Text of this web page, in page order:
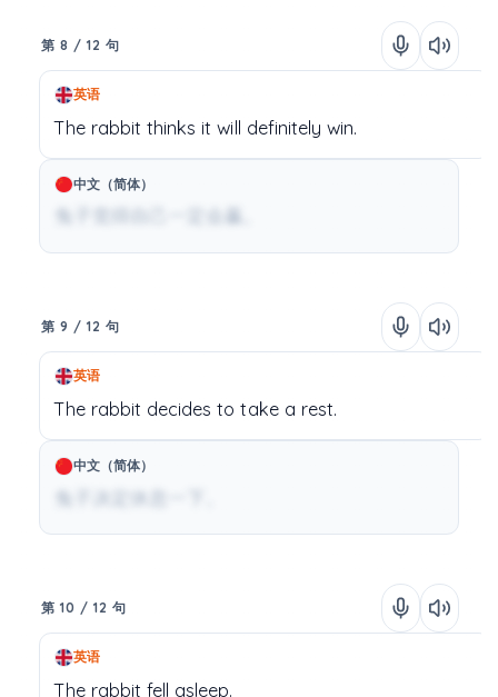
第 8 / 12 句
英语
The rabbitthinks it will definitely win.
中文（简体）
兔子觉得自己一定会赢。
第 9 / 12 句
英语
The rabbit decides to take a rest.
中文（简体）
兔子决定休息一下。
第 10 / 12 句
英语
The rabbitfell asleep.